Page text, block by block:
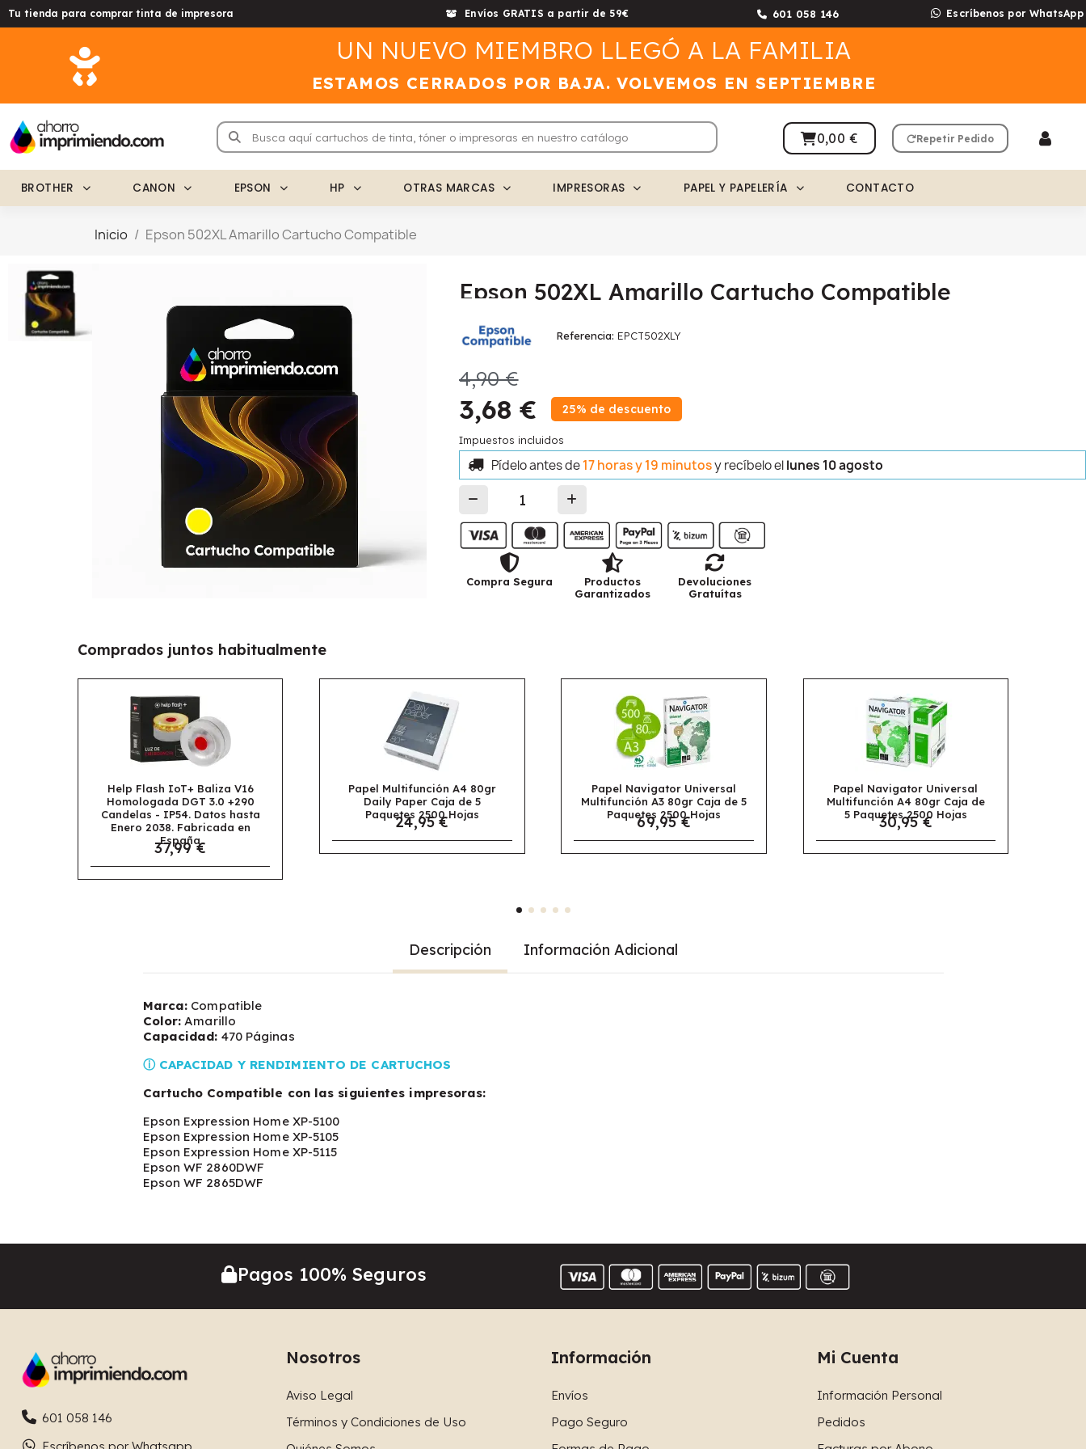
Tu tienda para comprar tinta de impresora Envíos GRATIS a partir de 59€ 601 058 146 Escríbenos por WhatsApp
UN NUEVO MIEMBRO LLEGÓ A LA FAMILIA
ESTAMOS CERRADOS POR BAJA. VOLVEMOS EN SEPTIEMBRE
0,00 € Repetir Pedido
BROTHER CANON EPSON HP OTRAS MARCAS IMPRESORAS PAPEL Y PAPELERÍA CONTACTO
Inicio Epson 502XL Amarillo Cartucho Compatible
Epson 502XL Amarillo Cartucho Compatible
Referencia EPCT502XLY
4,90 €
3,68 € 25% de descuento
Impuestos incluidos
Pídelo antes de17 horas y 19 minutosy recíbeloellunes 10 agosto
Compra Segura
Productos
Garantizados
Devoluciones
Gratuítas
Comprados juntos habitualmente
Papel Multifunción A4 80gr
Daily Paper Caja de 5
Paquetes 2500 Hojas
24,95 €
Papel Navigator Universal
Multifunción A3 80gr Caja de 5
Paquetes 2500 Hojas
69,95 €
Papel Navigator Universal
Multifunción A4 80gr Caja de
5 Paquetes 2500 Hojas
30,95 €
Papel Apli Multifunción A4
Colores Pastel Surtido 100
Hojas
4,95 €
Descripción Información Adicional
Marca: Compatible
Color: Amarillo
Capacidad: 470 Páginas
ⓘ CAPACIDAD Y RENDIMIENTO DE CARTUCHOS
Cartucho Compatible con las siguientes impresoras:
Epson Expression Home XP-5100
Epson Expression Home XP-5105
Epson Expression Home XP-5115
Epson WF 2860DWF
Epson WF 2865DWF
Pagos 100% Seguros
601 058 146
Nosotros
Aviso Legal
Términos y Condiciones de Uso
Información
Envíos
Pago Seguro
Mi Cuenta
Información Personal
Pedidos